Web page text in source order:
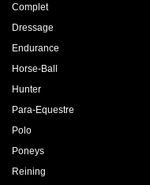
Complet
Dressage
Endurance
Horse-Ball
Hunter
Para-Equestre
Polo
Poneys
Reining